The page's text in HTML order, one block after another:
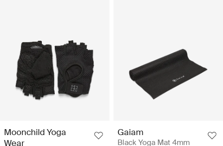
Moonchild Yoga
Wear
Gaiam
Black Yoga Mat 4mm